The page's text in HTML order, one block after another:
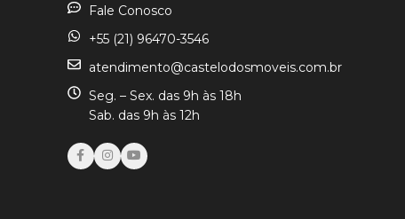
Fale Conosco
+55 (21) 96470-3546
atendimento@castelodosmoveis.com.br
Seg. – Sex. das 9h às 18h
Sab. das 9h às 12h